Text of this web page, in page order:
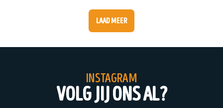
laad meer
instagram
volg jij ons al?